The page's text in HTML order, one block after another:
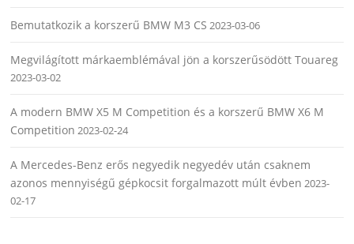
Bemutatkozik a korszerű BMW M3 CS 2023-03-06
Megvilágított márkaemblémával jön a korszerűsödött Touareg
2023-03-02
A modern BMW X5 M Competition és a korszerű BMW X6 M
Competition 2023-02-24
A Mercedes-Benz erős negyedik negyedév után csaknem
azonos mennyiségű gépkocsit forgalmazott múlt évben 2023-
02-17